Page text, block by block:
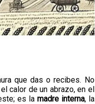
que das o recibes. No
calor de un abrazo, en el
es la madre interna, la